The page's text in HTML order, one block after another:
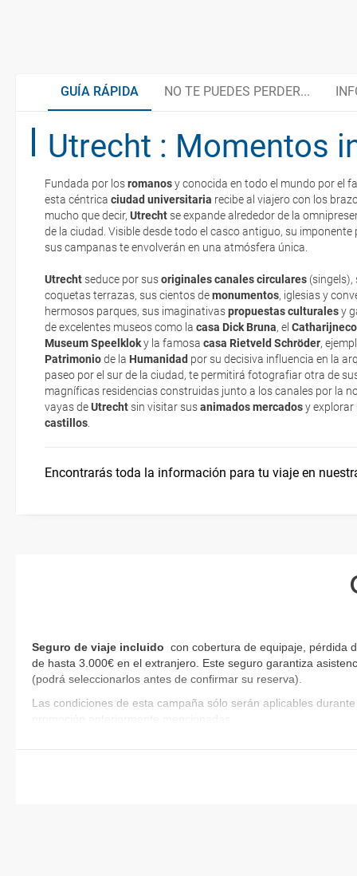
GUÍA RÁPIDA NO TE PUEDES PERDER...
Utrecht : Momentos
Fundada por losromanosy conocida en todo el mundo por el
esta céntrica ciudad universitaria recibe al viajero con los
mucho que decir, Utrecht se expande alrededor de la
de la ciudad. Visible desde todo el casco antiguo, su
sus campanas te envolverán en una atmósfera única.
Utrecht seduce por susoriginales canales circulares (singels),
coquetas terrazas, sus cientos demonumentos, iglesias y
hermosos parques, sus imaginativaspropuestas culturalesy
de excelentes museos como la casa Dick Bruna, el
Museum Speelkloky la famosa casa Rietveld Schröder,
Patrimoniode la Humanidad por su decisiva influencia en la
paseo por el sur de la ciudad, te permitirá fotografiar otra de
magníficas residencias construidas junto a los canales por la
vayas deUtrecht sin visitar susanimados mercadosy explorar
castillos
Encontrarás toda la información para tu viaje en
Ámsterdam, ciudad con arte
Róterdam, a la vanguardia
La Haya, viaje a la Corte
Utrecht, ciudad histórica
Organiza tu viaje
Documentación y descuentos
Embajadas y consulados
¿Cómo llegar?
¿Cómo moverse por Holanda?
Viajar en bicicleta
La documentación de tu reserva te será enviada por mail en el
esté realizado completamente.
Respecto a las tarjetas de embarque, casi todas las compañías
realizando el check-in por su web.
Eso sí, deberás estar atento si viajas con una compañía low cost,
exigen la presentación de la tarjeta de embarque (que deberás
no te carguen un suplemento extra en el mismo aeropuerto.
En caso de tener que enviarte la documentación de un paquete
te enviaremos la documentación de tu reserva alrededor de 10
imprimir y llevar contigo en el viaje.
Seguro de viaje incluido con cobertura de equipaje, pérdida
de hasta 3.000€ en el extranjero. Este seguro garantiza
(podrá seleccionarlos antes de confirmar su reserva)
Las condiciones de esta campaña sólo serán aplicables
promoción anteriormente mencionadas.